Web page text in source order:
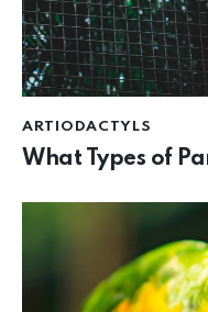
ARTIODACTYLS
What Types of